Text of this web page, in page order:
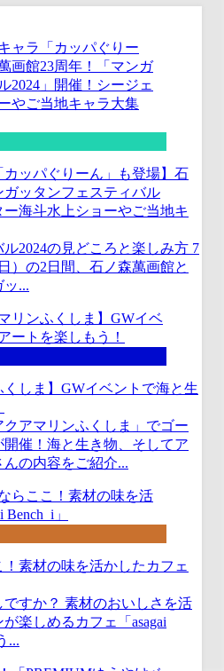
カッパぐりーん」も登場】石
ガッタンフェスティバル
海斗水上ショーやご当地キ
2024の見どころと楽しみ方 7
）の2日間、石ノ森萬画館と
...
くしま】GWイベントで海と生
アマリンふくしま」でゴー
催！海と生き物、そしてア
の内容をご紹介...
素材の味を活かしたカフェ
すか？ 素材のおいしさを活
楽しめるカフェ「asagai
...